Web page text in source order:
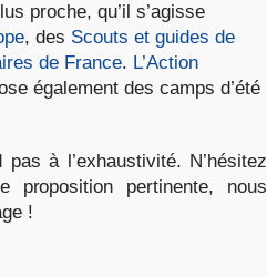
proche, qu’il s’agisse
, des Scouts et guides de
de France. L’Action
également des camps d’été
à l’exhaustivité. N’hésitez
proposition pertinente, nous
!